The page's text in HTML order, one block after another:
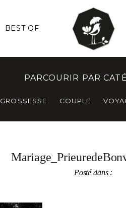
BEST OF
PARCOURIR PAR
GROSSESSE COUPLE
Posté dans :